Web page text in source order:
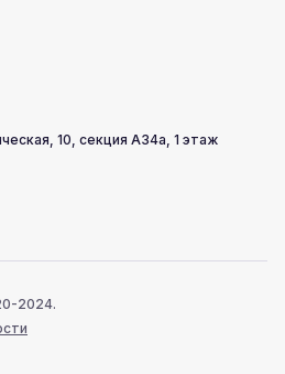
10, секция А34а, 1 этаж
2024.